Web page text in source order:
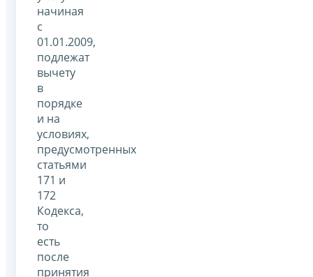
начиная
с
01.01.2009,
подлежат
вычету
в
порядке
и на
условиях,
предусмотренных
статьями
171 и
172
Кодекса,
то
есть
после
принятия